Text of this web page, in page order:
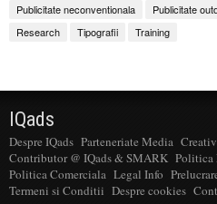
Publicitate neconventionala
Publicitate
Research
Tipografii Training
IQads
Despre IQads Parteneriate Media
Contributor @ IQads & SMARK Politica
Politica Comerciala Legal Info
Termeni si Conditii Despre cookies